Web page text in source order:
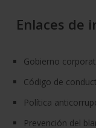
euros
Enlaces de
Gobierno
Código de
Política
Prevención del